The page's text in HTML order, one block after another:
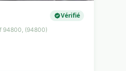
Vérifié
94800, (94800)